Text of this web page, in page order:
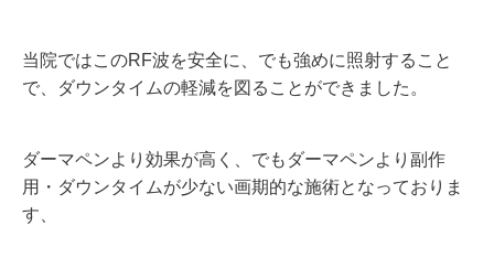
当院ではこのRF波を安全に、でも強めに照射すること
で、ダウンタイムの軽減を図ることができました。
ダーマペンより効果が高く、でもダーマペンより副作
用・ダウンタイムが少ない画期的な施術となっておりま
す、